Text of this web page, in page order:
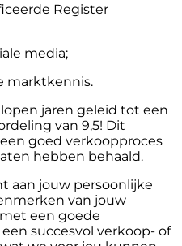
Register
media;
marktkennis.
jaren geleid tot een
van 9,5! Dit
goed verkoopproces
hebben behaald.
aan jouw persoonlijke
van jouw
een goede
succesvol verkoop- of